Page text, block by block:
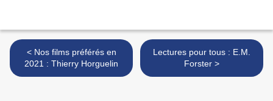
< Nos films préférés en
2021 : Thierry Horguelin
Lectures pour tous : E.M.
Forster >